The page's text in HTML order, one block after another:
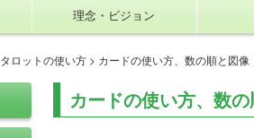
理念・ビジョン
タロットの使い方 > カードの使い方、数の順と図像
カードの使い方、数